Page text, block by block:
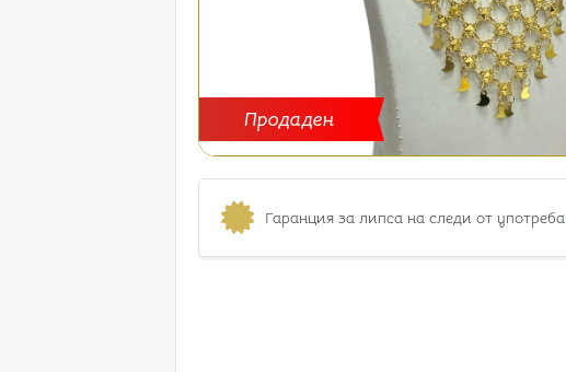
Продаден
Гаранция за липса на следи от употреба